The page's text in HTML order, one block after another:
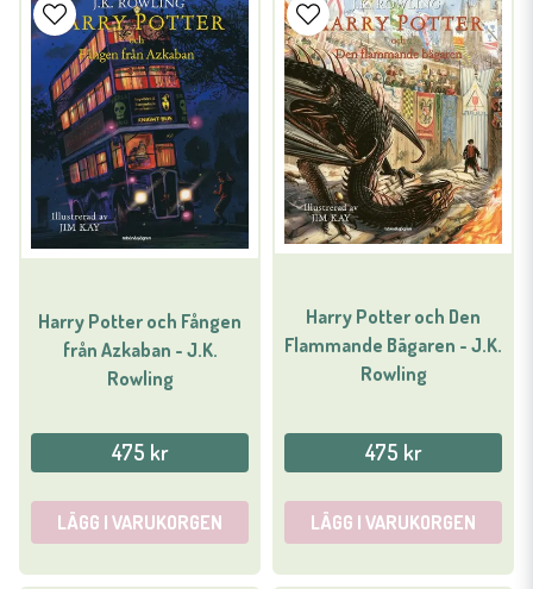
Harry Potter och Fången
från Azkaban - J.K.
Rowling
475 kr
LÄGG I VARUKORGEN
Harry Potter och Den
Flammande Bägaren - J.K.
Rowling
475 kr
LÄGG I VARUKORGEN